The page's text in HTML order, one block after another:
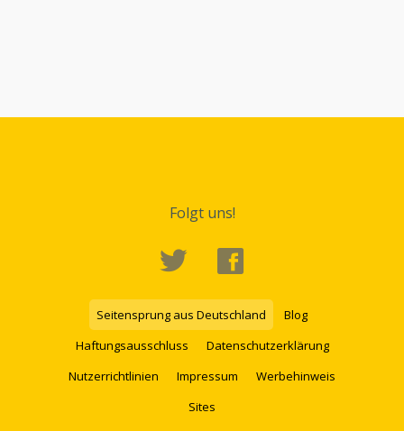
Folgt uns!
Seitensprung aus Deutschland
Blog
Haftungsausschluss
Datenschutzerklärung
Nutzerrichtlinien
Impressum
Werbehinweis
Sites